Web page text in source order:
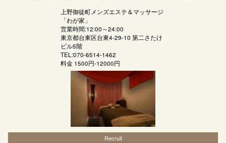
上野御徒町メンズエステ＆マッサージ
「わが家 」
営業時間:12:00～24:00
東京都台東区台東4-29-10 第二さたけ
ビル5階
TEL:070-6514-1462
料金 1500円-12000円
Recruit